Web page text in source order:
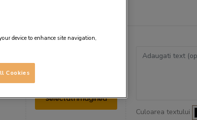
Culoarea textului
device to enhance site navigation,
Cookies